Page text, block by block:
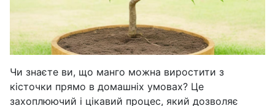
Чи знаєте ви, що манго можна виростити з
кісточки прямо в домашніх умовах? Це
захоплюючий і цікавий процес, який дозволяє